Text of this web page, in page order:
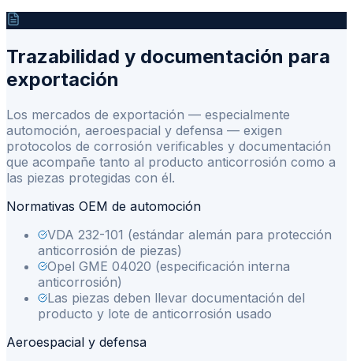
Trazabilidad y documentación para
exportación
Los mercados de exportación — especialmente
automoción, aeroespacial y defensa — exigen
protocolos de corrosión verificables y documentación
que acompañe tanto al producto anticorrosión como a
las piezas protegidas con él.
Normativas OEM de automoción
VDA 232-101 (estándar alemán para protección
anticorrosión de piezas)
Opel GME 04020 (especificación interna
anticorrosión)
Las piezas deben llevar documentación del
producto y lote de anticorrosión usado
Aeroespacial y defensa